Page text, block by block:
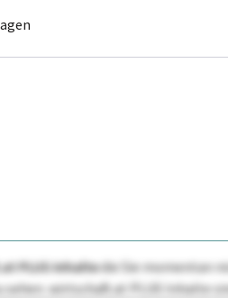
PLUS Inhaltedie Sie momentan
sehen. wirtschaft.at PLUS Inhalte